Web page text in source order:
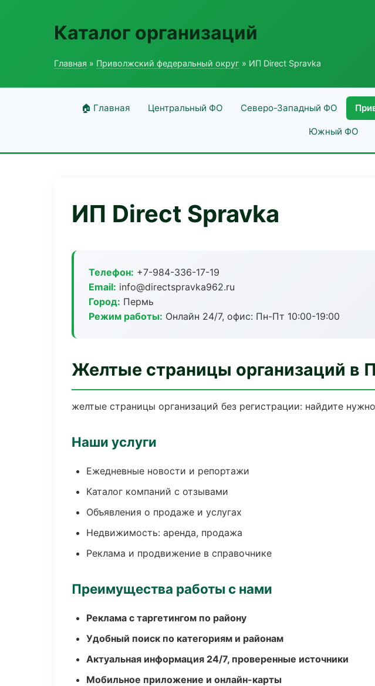
Каталог организаций
Главная » Приволжский федеральный округ » ИП Direct Spravka
🏠 Главная Центральный ФО Северо-Западный ФО
Южный ФО
ИП Direct Spravka
Телефон: +7-984-336-17-19
Email: info@directspravka962.ru
Город: Пермь
Режим работы: Онлайн 24/7, офис: Пн-Пт 10:00-19:00
Желтые страницы организаций в
желтые страницы организаций без регистрации: найдите
Наши услуги
Ежедневные новости и репортажи
Каталог компаний с отзывами
Объявления о продаже и услугах
Недвижимость: аренда, продажа
Реклама и продвижение в справочнике
Преимущества работы с нами
Реклама с таргетингом по району
Удобный поиск по категориям и районам
Актуальная информация 24/7, проверенные источники
Мобильное приложение и онлайн-карты